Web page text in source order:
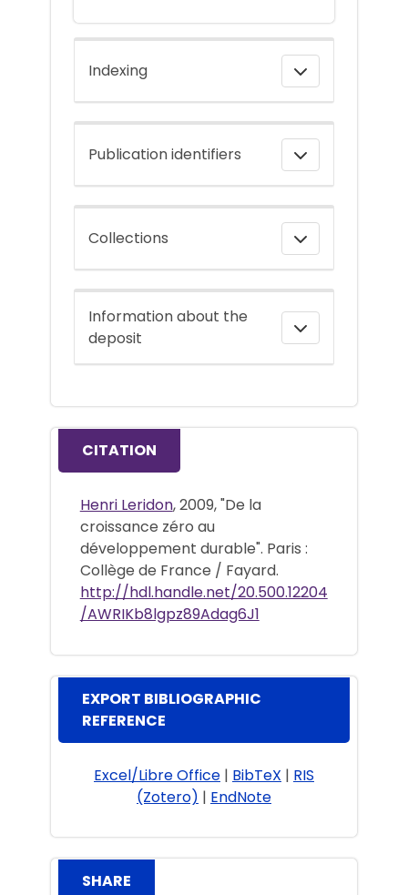
Indexing
Publication identifiers
Collections
Information about the
deposit
CITATION
Henri Leridon, 2009, "De la
croissance zéro au
développement durable". Paris :
Collège de France / Fayard.
http://hdl.handle.net/20.500.12204
/AWRIKb8lgpz89Adag6J1
EXPORT BIBLIOGRAPHIC
REFERENCE
Excel/Libre Office | BibTeX | RIS
(Zotero) | EndNote
SHARE